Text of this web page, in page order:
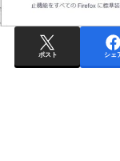
ポスト シェ